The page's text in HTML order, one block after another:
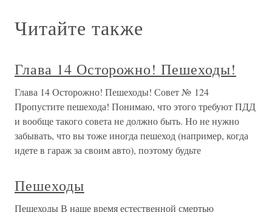
Читайте также
Глава 14 Осторожно! Пешеходы!
Глава 14 Осторожно! Пешеходы! Совет № 124
Пропустите пешехода! Понимаю, что этого требуют ПДД
и вообще такого совета не должно быть. Но не нужно
забывать, что вы тоже иногда пешеход (например, когда
идете в гараж за своим авто), поэтому будьте
Пешеходы
Пешеходы В наше время естественной смертью